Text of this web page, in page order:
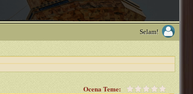
Selam!
Ocena Teme: